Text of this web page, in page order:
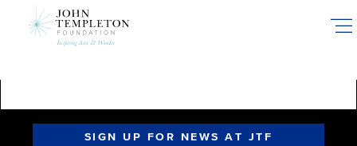
SIGN UP FOR NEWS AT JTF